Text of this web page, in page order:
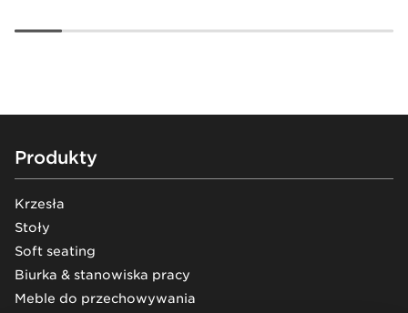
Footer
Produkty
Krzesła
Stoły
Soft seating
Biurka & stanowiska pracy
Meble do przechowywania